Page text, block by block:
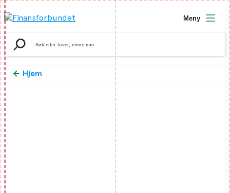
Search
for:
Meny
Hjem